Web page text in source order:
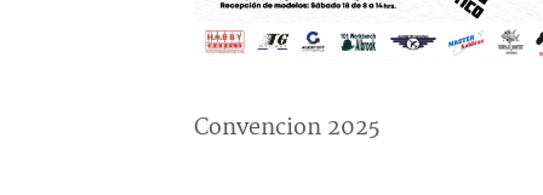
Convencion 2025